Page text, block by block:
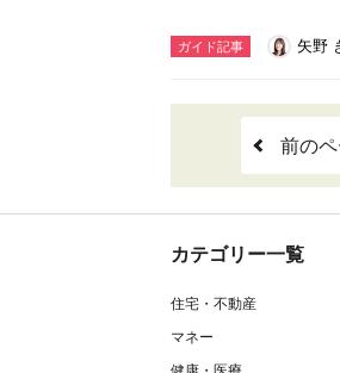
ガイド記事 矢野
前の
カテゴリー一覧
住宅・不動産
マネー